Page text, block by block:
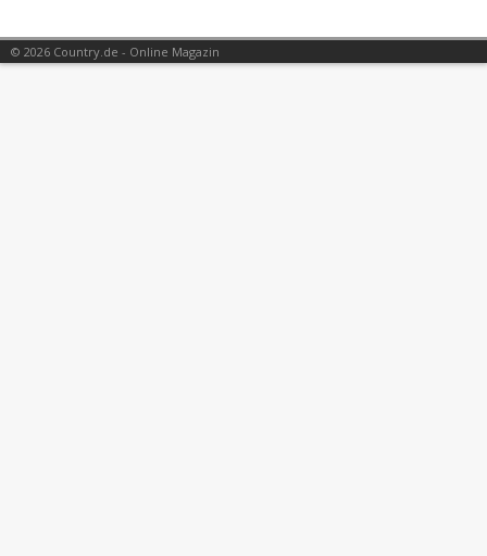
© 2026 Country.de - Online Magazin